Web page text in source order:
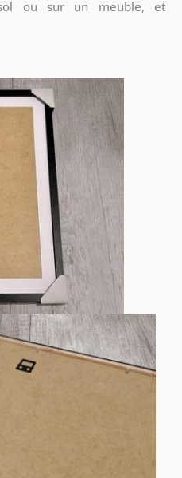
ou sur un meuble, et